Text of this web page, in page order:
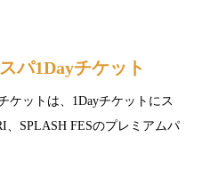
パ1Dayチケット
ケットは、1Dayチケットにス
、SPLASH FESのプレミアムパ